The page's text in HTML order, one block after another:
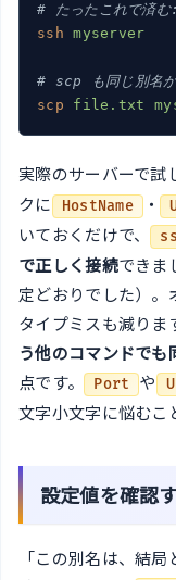
# たったこれで済む:
ssh
myserver
# scp も同じ別名が
scp
file.txt
実際のサーバーで試
クに
HostName ・
いておくだけで、
で正しく接続できま
定どおりでした）。
タイプミスも減りま
う他のコマンドでも
点です。
Port や
文字小文字に悩むこ
設定値を確認
「この別名は、結